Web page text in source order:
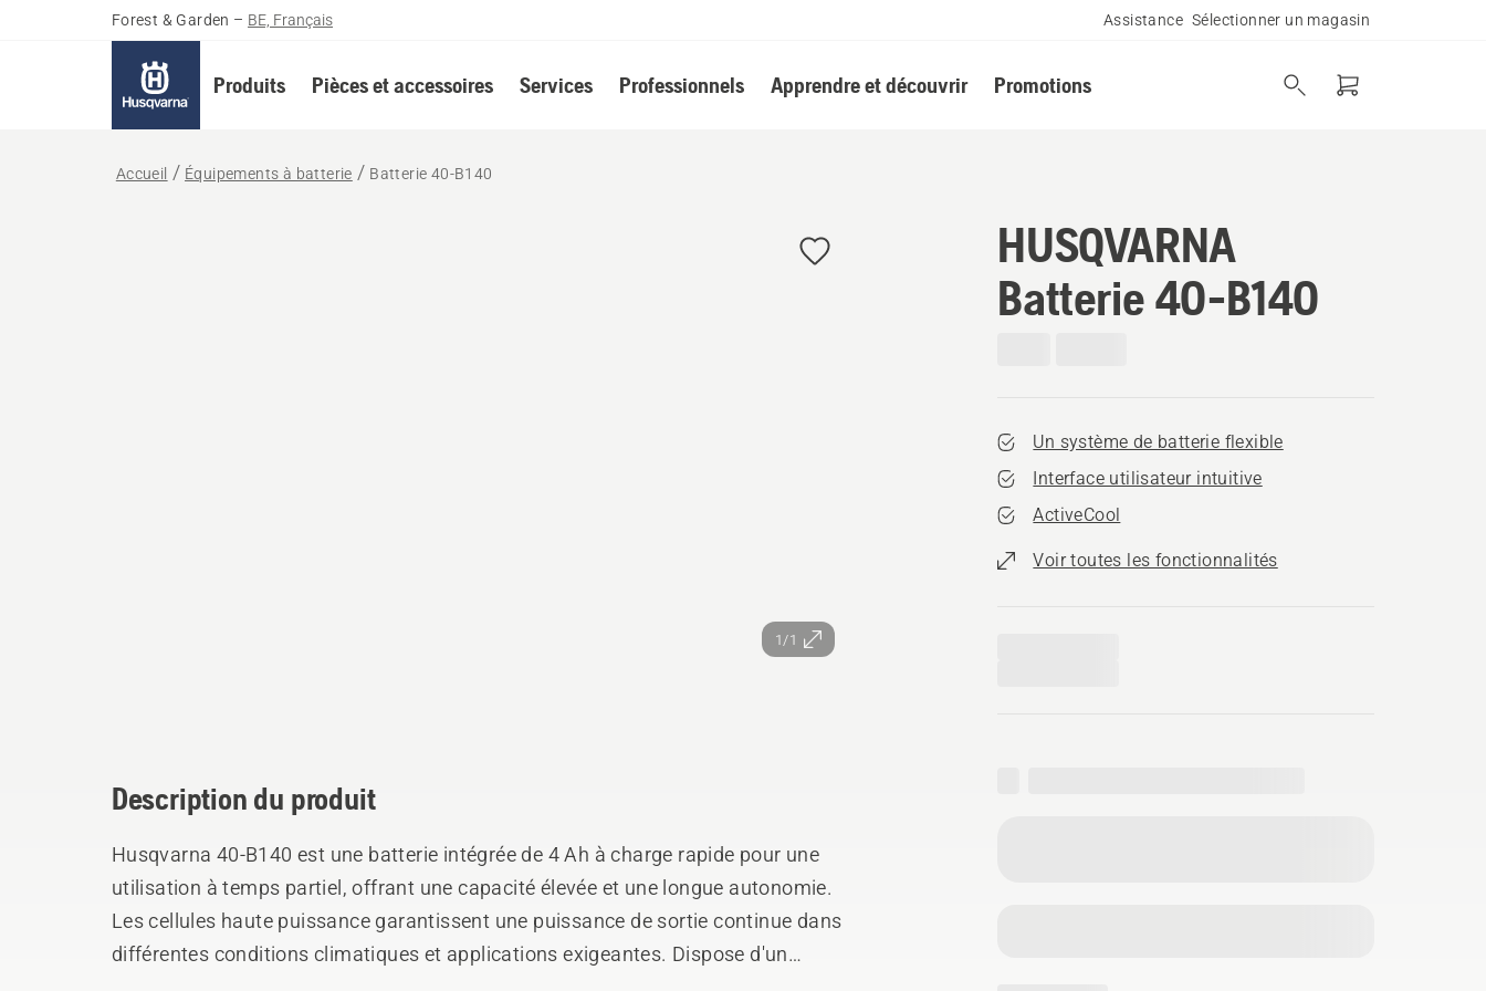
Forest & Garden – BE, Français Assistance Sélectionner un magasin
Produits Pièces et accessoires Services Professionnels Apprendre et découvrir Promotions
Accueil Équipements à batterie Batterie 40-B140
1/1
HUSQVARNA
Batterie 40-B140
Un système de batterie flexible
Interface utilisateur intuitive
ActiveCool
Voir toutes les fonctionnalités
Description du produit
Husqvarna 40-B140 est une batterie intégrée de 4 Ah à charge rapide pour une
utilisation à temps partiel, offrant une capacité élevée et une longue autonomie.
Les cellules haute puissance garantissent une puissance de sortie continue dans
différentes conditions climatiques et applications exigeantes. Dispose d'un